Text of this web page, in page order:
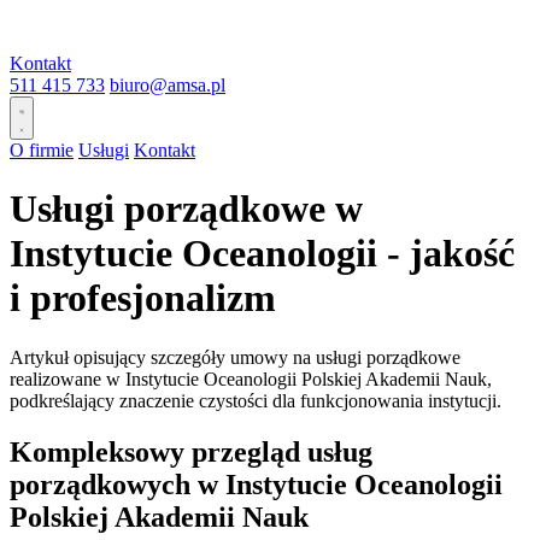
Kontakt
511 415 733 biuro@amsa.pl
O firmie Usługi Kontakt
Usługi porządkowe w
Instytucie Oceanologii - jakość
i profesjonalizm
Artykuł opisujący szczegóły umowy na usługi porządkowe
realizowane w Instytucie Oceanologii Polskiej Akademii Nauk,
podkreślający znaczenie czystości dla funkcjonowania instytucji.
Kompleksowy przegląd usług
porządkowych w Instytucie Oceanologii
Polskiej Akademii Nauk